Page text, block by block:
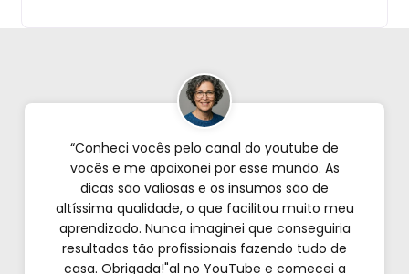
“Conheci vocês pelo canal do youtube de
vocês e me apaixonei por esse mundo. As
dicas são valiosas e os insumos são de
altíssima qualidade, o que facilitou muito meu
aprendizado. Nunca imaginei que conseguiria
resultados tão profissionais fazendo tudo de
casa. Obrigada!"al no YouTube e comecei a